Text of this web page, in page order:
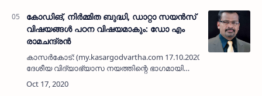
കോഡിങ്, നിര്‍മ്മിത ബുദ്ധി, ഡാറ്റാ സയന്‍സ്
വിഷയങ്ങള്‍ പഠന വിഷയമാകും: ഡോ എം
രാമചന്ദ്രന്‍
കാസര്‍കോട്: (my.kasargodvartha.com 17.10.2020) പുതിയ
ദേശീയ വിദ്യാഭ്യാസ നയത്തിന്റെ ഭാഗമായി
അടുത്ത അധ്യായന വര്‍ഷം മുതല്‍ നിര്‍മ്മിത
ബുദ്ധി (Artificial Intelligence), ക…